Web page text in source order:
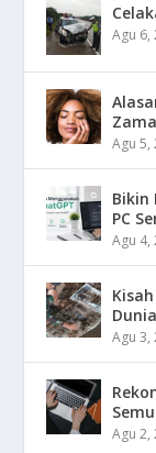
Agu 6,
Agu 5,
Bikin
PC
Agu 4,
Agu 3,
Agu 2,